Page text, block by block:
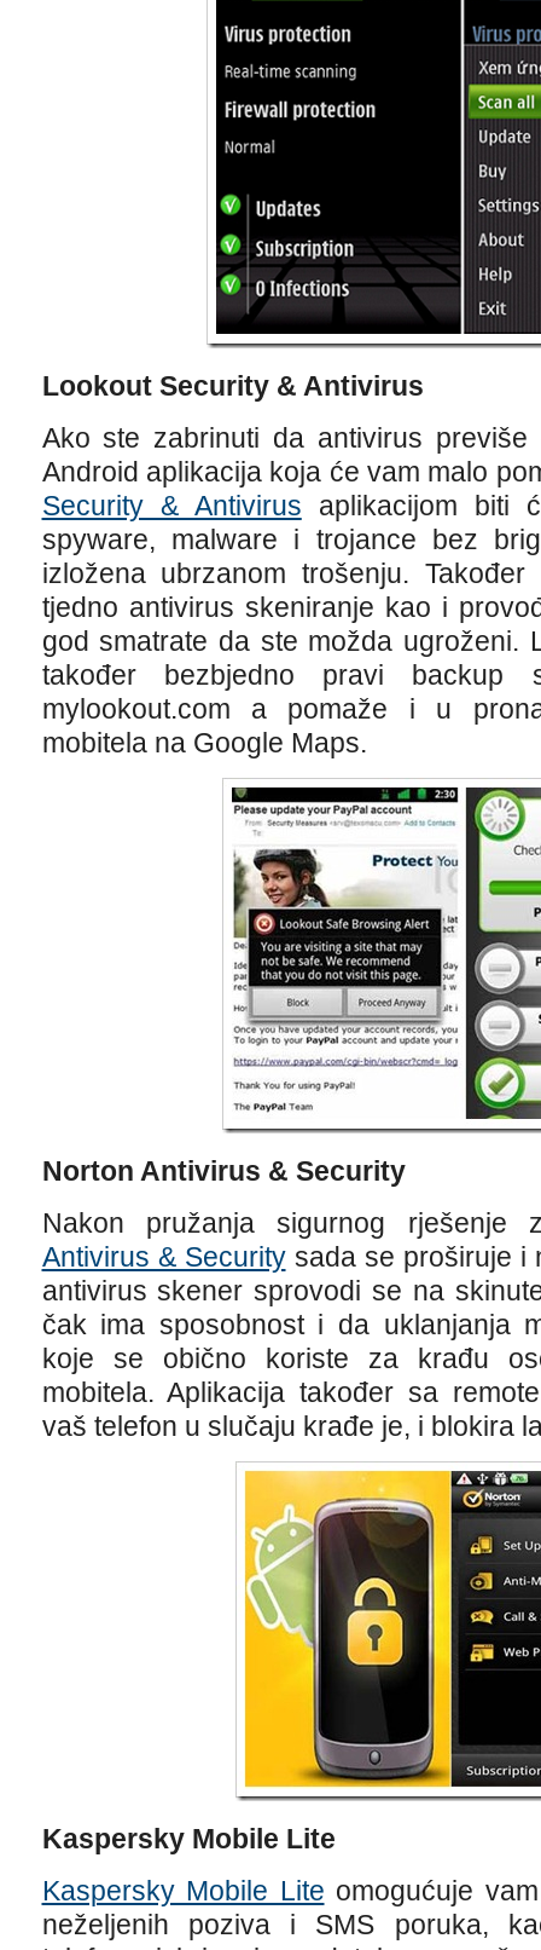
Lookout Security & Antivirus
Ako ste zabrinuti da antivirus
Android aplikacija koja će vam malo
Security & Antivirus aplikacijom biti
spyware, malware i trojance bez
izložena ubrzanom trošenju.
tjedno antivirus skeniranje kao i
god smatrate da ste možda ugroženi.
također bezbjedno pravi backup
mylookout.com a pomaže i u
mobitela na Google Maps.
Norton Antivirus & Security
Nakon pružanja sigurnog
Antivirus & Securitysada se proširuje i
antivirus skener sprovodi se na
čak ima sposobnost i da uklanjanja
koje se obično koriste za krađu
mobitela. Aplikacija također sa
vaš telefon u slučaju krađe je, i blokira
Kaspersky Mobile Lite
Kaspersky Mobile Lite omogućuje
neželjenih poziva i SMS poruka,